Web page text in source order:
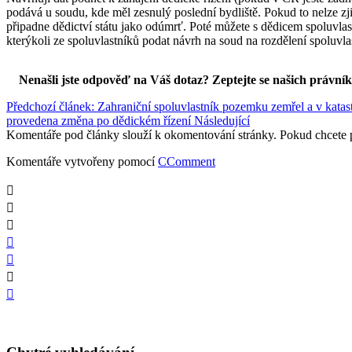
podává u soudu, kde měl zesnulý poslední bydliště. Pokud to nelze
připadne dědictví státu jako odúmrť. Poté můžete s dědicem
kterýkoli ze spoluvlastníků podat návrh na soud na rozdělení
Nenašli jste odpověď na Váš dotaz? Zeptejte se našich
Předchozí článek: Zahraniční spoluvlastník pozemku zemřel a v
provedena změna po dědickém řízeníNásledující
Komentáře pod články slouží k okomentování stránky. Pokud
Komentáře vytvořeny pomocíCComment